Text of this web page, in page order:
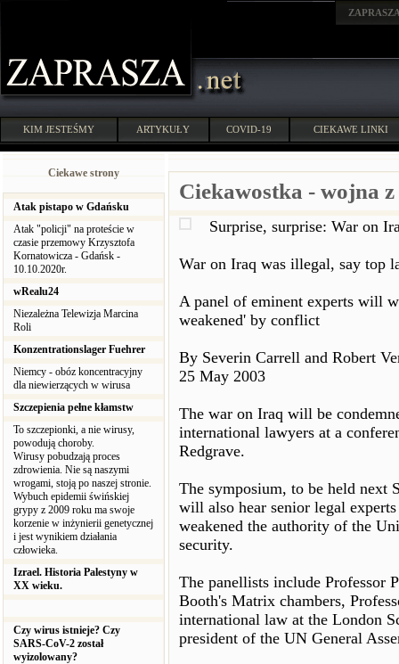
KIM JESTEŚMY ARTYKUŁY COVID-19 CIEKAWE LINKI
Ciekawe strony
Atak pistapo w Gdańsku
Atak "policji" na proteście w
czasie przemowy Krzysztofa
Kornatowicza - Gdańsk -
10.10.2020r.
wRealu24
Niezależna Telewizja Marcina
Roli
Konzentrationslager Fuehrer
Niemcy - obóz koncentracyjny
dla niewierzących w wirusa
Szczepienia pełne kłamstw
To szczepionki, a nie wirusy,
powodują choroby.
Wirusy pobudzają proces
zdrowienia. Nie są naszymi
wrogami, stoją po naszej stronie.
Wybuch epidemii świńskiej
grypy z 2009 roku ma swoje
korzenie w inżynierii genetycznej
i jest wynikiem działania
człowieka.
Izrael. Historia Palestyny w
XX wieku.
Czy wirus istnieje? Czy
SARS-CoV-2 został
wyizolowany?
Ciekawostka - wojna
Surprise, surprise: War on
War on Iraq was illegal, say top
A panel of eminent experts will
weakened' by conflict
By Severin Carrell and Robert
25 May 2003
The war on Iraq will be
international lawyers at a
Redgrave.
The symposium, to be held next
will also hear senior legal
weakened the authority of the
security.
The panellists include Professor
Booth's Matrix chambers,
international law at the London
president of the UN General